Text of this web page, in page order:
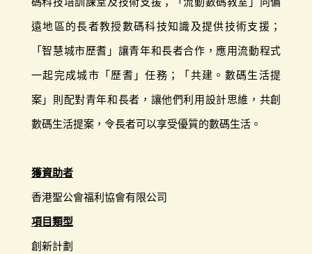
遠地區的長者教授數碼科技知識及提供技術支援；
「智慧城市歷耆」讓青年和長者合作，應用流動程式
一起完成城市「歷耆」任務；「共建。數碼生活提
案」則配對青年和長者，讓他們利用設計思維，共創
數碼生活提案，令長者可以享受優質的數碼生活。
獲資助者
香港聖公會福利協會有限公司
項目類型
創新計劃